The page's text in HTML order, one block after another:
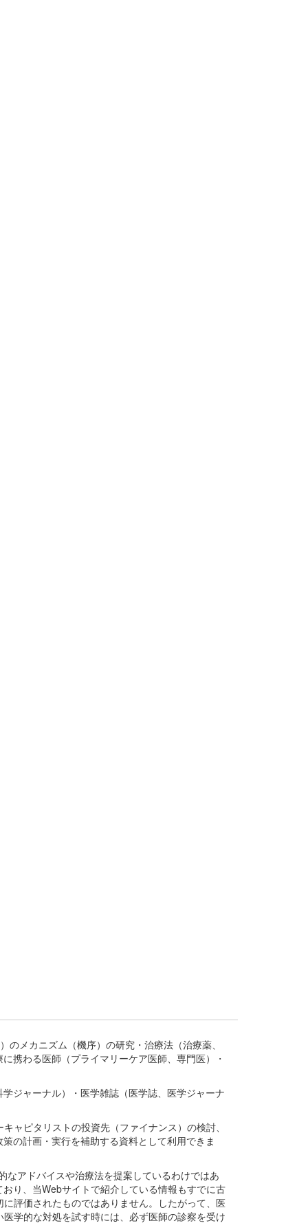
メカニズム（機序）の研究・治療法（治療薬、
携わる医師（プライマリーケア医師、専門医）・
ジャーナル）・医学雑誌（医学誌、医学ジャーナ
ャピタリストの投資先（ファイナンス）の検討、
の計画・実行を補助する資料として利用できま
アドバイスや治療法を提案しているわけではあ
り、当Webサイトで紹介している情報もすでに古
評価されたものではありません。したがって、医
学的な対処を試す時には、必ず医師の診察を受け